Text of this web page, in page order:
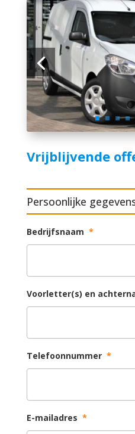
Vrijblijvende
Persoonlijke
Bedrijfsnaam *
Voorletter(s) en
Telefoonnummer *
E-mailadres *